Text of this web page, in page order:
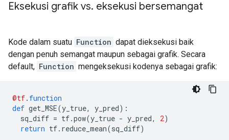
    key: "then_branch"
        name: "cond_true_33"
      }
    }
  }
  name: "cond/Identity"
  op: "Identity"
  input: "cond"
  attr {
Eksekusi grafik vs. eksekusi bersemangat
Kode dalam suatu Function dapat dieksekusi baik
dengan penuh semangat maupun sebagai grafik. Secara
default, Function mengeksekusi kodenya sebagai grafik:
@tf. function
def get_MSE(y_true, y_pred):
sq_diff = tf.pow(y_true - y_pred, 2)
return tf. reduce_mean(sq_diff)